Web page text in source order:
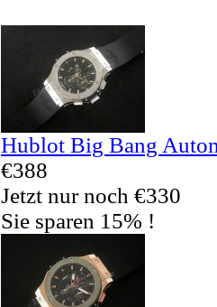
Hublot Big Bang
€388
Jetzt nur noch €330
Sie sparen 15% !